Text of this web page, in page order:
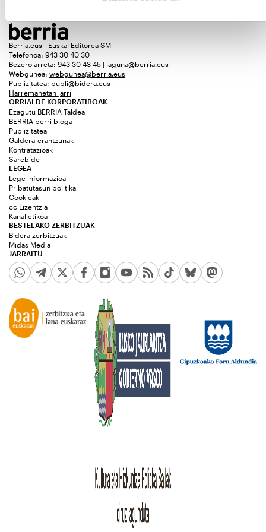
Berria.eus - Euskal Editorea SM
Telefonoa: 943 30 40 30
Bezero arreta: 943 30 43 45 | laguna@berria.eus
Webgunea: webgunea@berria.eus
Publizitatea: publi@bidera.eus
Harremanetan jarri
ORRIALDE KORPORATIBOAK
Ezagutu BERRIA Taldea
BERRIA berri bloga
Publizitatea
Galdera-erantzunak
Kontratazioak
Sarebide
JARRAITU
LEGEA
Lege informazioa
Pribatutasun politika
Cookieak
cc Lizentzia
Kanal etikoa
BESTELAKO ZERBITZUAK
Bidera zerbitzuak
Midas Media